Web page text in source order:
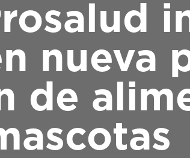
nueva
de